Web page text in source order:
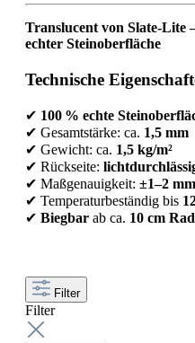
Translucent von Slate-Lite
echter Steinoberfläche
Technische
✔ 100 % echte
✔ Gesamtstärke: ca. 1,5 mm
✔ Gewicht: ca. 1,5 kg/m²
✔ Rückseite:
✔ Maßgenauigkeit: ±1–2 mm
✔ Temperaturbeständig bis
✔ Biegbar ab ca. 10 cm
Filter
Filter